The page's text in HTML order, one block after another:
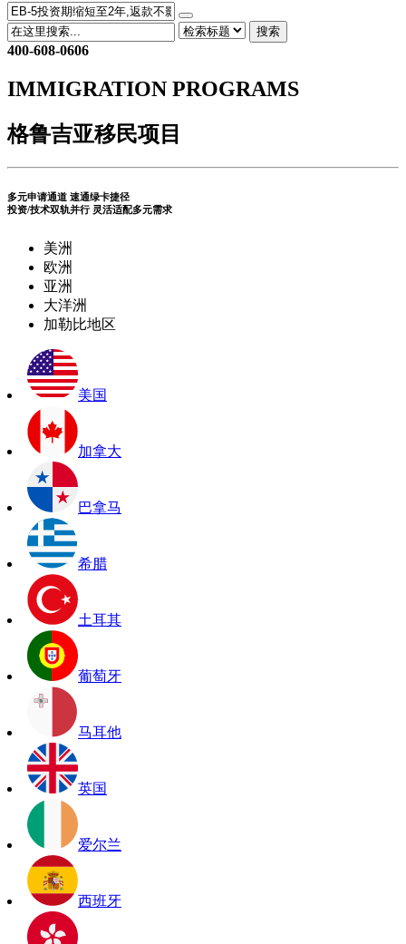
搜索
400-608-0606
IMMIGRATION PROGRAMS
格鲁吉亚移民项目
多元申请通道 速通绿卡捷径
投资/技术双轨并行 灵活适配多元需求
美洲
欧洲
亚洲
大洋洲
加勒比地区
美国
加拿大
巴拿马
希腊
土耳其
葡萄牙
马耳他
英国
爱尔兰
西班牙